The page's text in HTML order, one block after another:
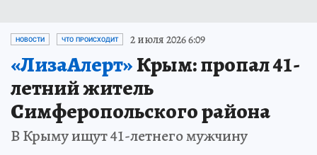
НОВОСТИ ЧТО ПРОИСХОДИТ 2 июля 2026 6:09
«ЛизаАлерт»Крым: пропал 41-
летний житель
Симферопольского района
В Крыму ищут 41-летнего мужчину